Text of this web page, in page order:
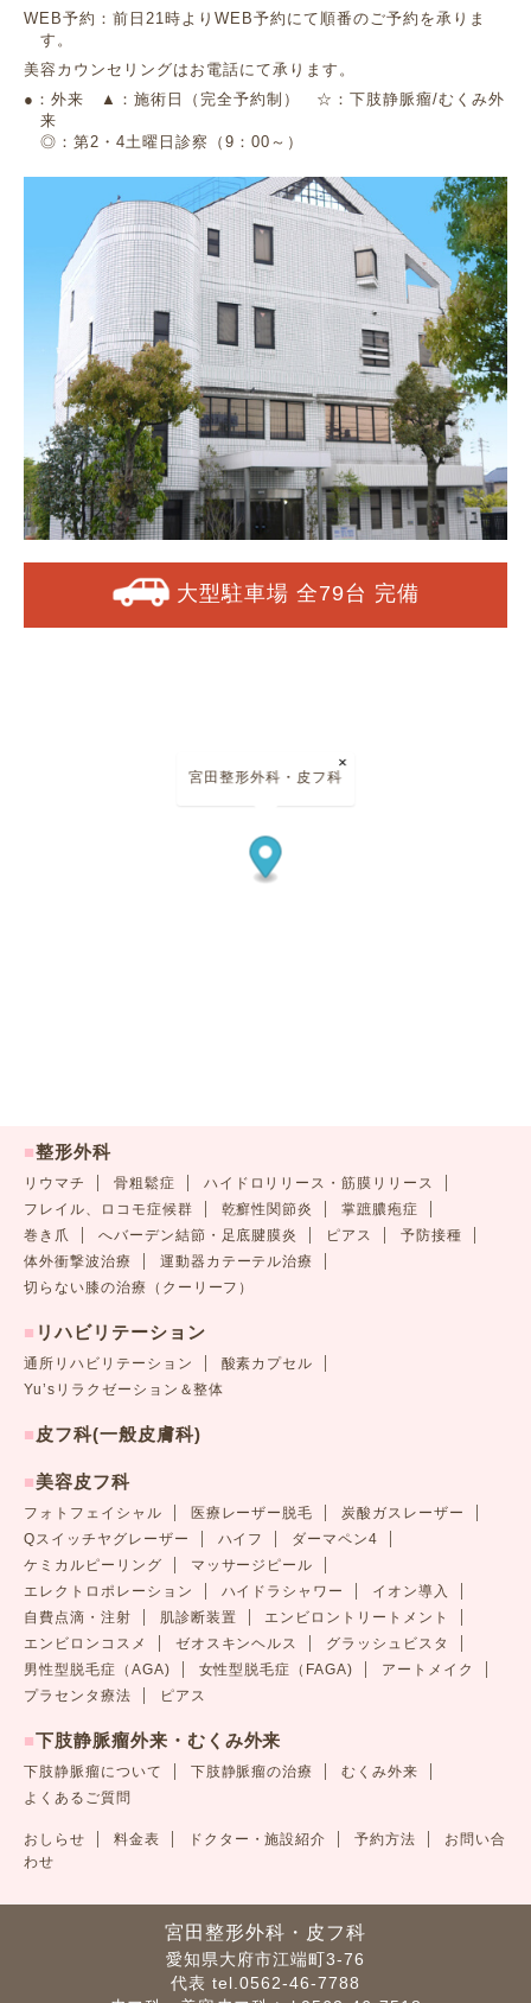
WEB予約：前日21時よりWEB予約にて順番のご予約を承りま
す。
美容カウンセリングはお電話にて承ります。
●：外来 ▲：施術日（完全予約制） ☆：下肢静脈瘤/むくみ外
来
◎：第2・4土曜日診察（9：00～）
大型駐車場 全79台 完備
×
宮田整形外科・皮フ科
■整形外科
リウマチ 骨粗鬆症
ハイドロリリース・筋膜リリース
フレイル、ロコモ症候群
乾癬性関節炎
掌蹠膿疱症
巻き爪
へバーデン結節・足底腱膜炎 ピアス
予防接種
体外衝撃波治療
運動器カテーテル治療
切らない膝の治療（クーリーフ）
■ リハビリテーション
通所リハビリテーション
酸素カプセル
Yu’sリラクゼーション＆整体
■ 皮フ科(一般皮膚科)
■美容皮フ科
フォトフェイシャル 医療レーザー脱毛
炭酸ガスレーザー
Qスイッチヤグレーザー
ハイフ
ダーマペン4
ケミカルピーリング
マッサージピール
エレクトロポレーション
ハイドラシャワー
イオン導入
自費点滴・注射
肌診断装置
エンビロントリートメント
エンビロンコスメ
ゼオスキンヘルス
グラッシュビスタ
男性型脱毛症（AGA)
女性型脱毛症（FAGA)
アートメイク
プラセンタ療法
ピアス
■下肢静脈瘤外来・むくみ外来
下肢静脈瘤について 下肢静脈瘤の治療
むくみ外来
よくあるご質問
おしらせ 料金表 ドクター・施設紹介 予約方法
お問い合
わせ
宮田整形外科・皮フ科
愛知県大府市江端町3-76
代表 tel.0562-46-7788